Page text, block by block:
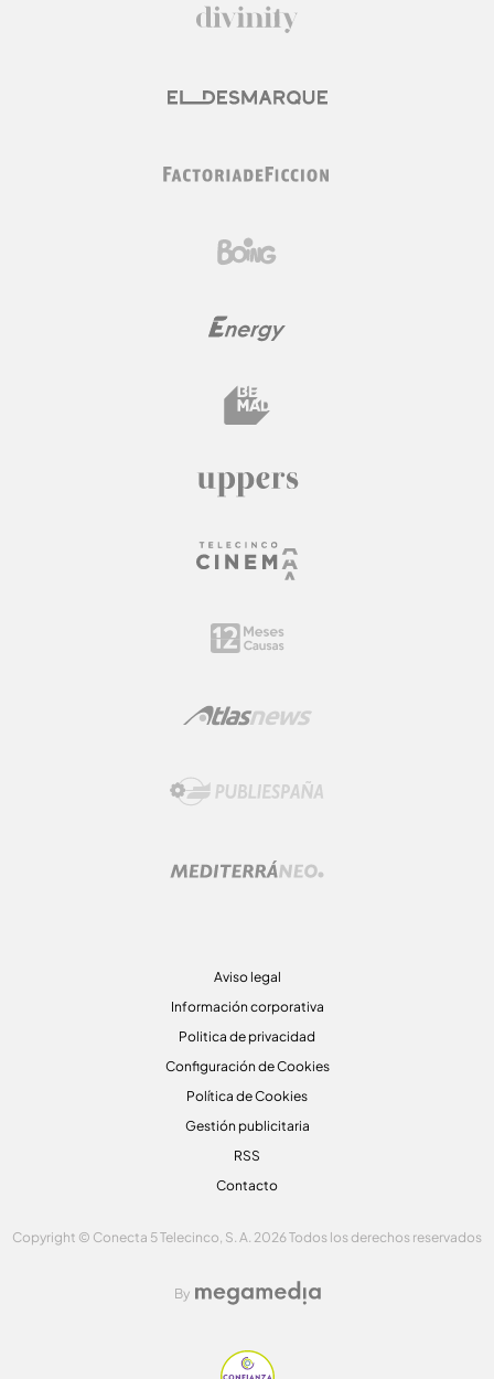
Aviso legal
Información corporativa
Politica de privacidad
Configuración de Cookies
Política de Cookies
Gestión publicitaria
RSS
Contacto
Copyright © Conecta 5 Telecinco, S. A. 2026 Todos los derechos reservados
By